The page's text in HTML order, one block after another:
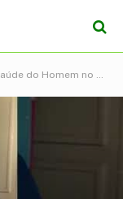
no Novembro Azul